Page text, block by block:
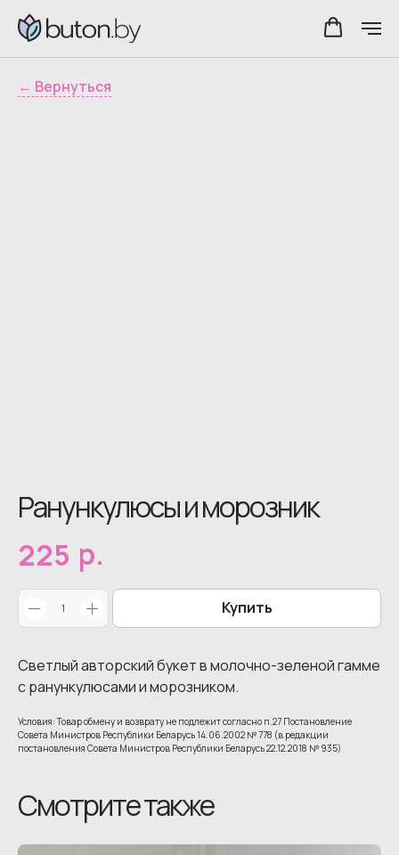
← Вернуться
Ранункулюсы и морозник
225 р.
Купить
Светлый авторский букет в молочно-зеленой гамме
с ранункулюсами и морозником.
Условия: Товар обмену и возврату не подлежит согласно п.27 Постановление
Совета Министров Республики Беларусь 14.06.2002 № 778 (в редакции
постановления Совета Министров Республики Беларусь 22.12.2018 № 935)
Смотрите также